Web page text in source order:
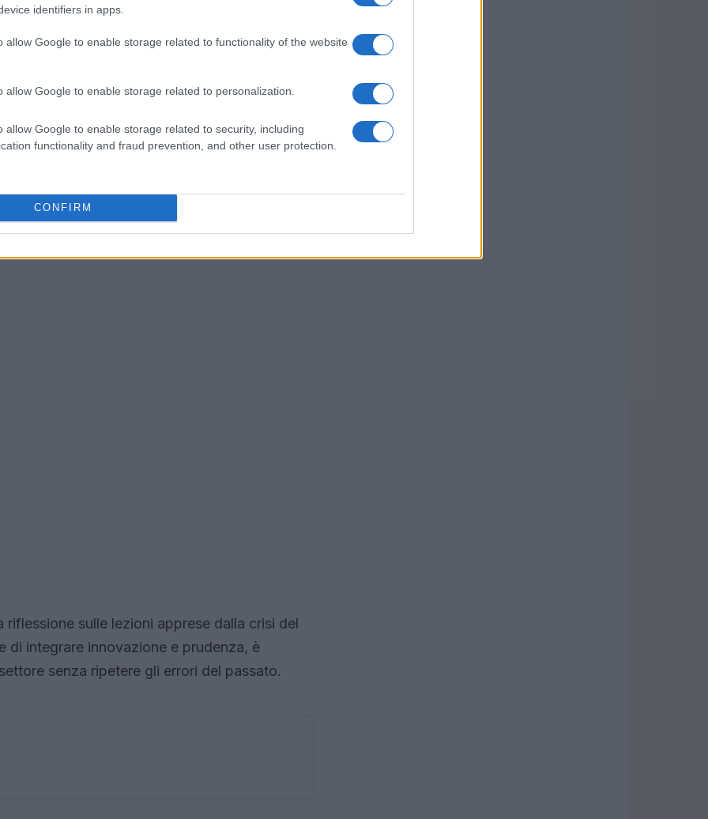
identifiers in apps.
allow Google to enable storage related to functionality of the website
allow Google to enable storage related to personalization.
allow Google to enable storage related to security, including
functionality and fraud prevention, and other user protection.
CONFIRM
ritorno medio sugli investimenti in startup
tre anni, ma la volatilità associata a questi
laBCEe laFCA, monitorano attentamente il
Tuttavia, un’eccessiva regolamentazione
di un equilibrio delicato, che richiede
sulle lezioni apprese dalla crisi del
integrare innovazione e prudenza, è
senza ripetere gli errori del passato.